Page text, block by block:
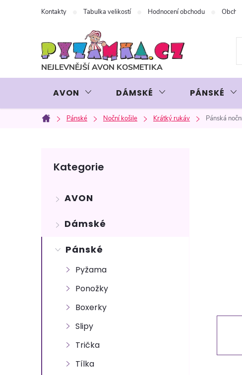
Kontakty Tabulka velikostí Hodnocení obchodu
AVON DÁMSKÉ PÁNSKÉ
Domů
Pánské Noční košile Krátký rukáv Pánská
t
kategorie
Kategorie
AVON
Dámské
Pánské
Pyžama
Ponožky
Boxerky
Slipy
Trička
Tílka